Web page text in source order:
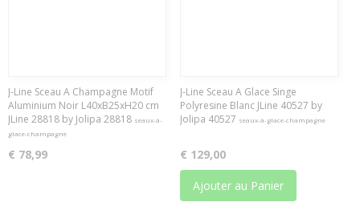
J-Line Sceau A Champagne Motif
Aluminium Noir L40xB25xH20 cm
JLine 28818 by Jolipa 28818 seaux-à-
glace-champagne
€ 78,99
J-Line Sceau A Glace Singe
Polyresine Blanc JLine 40527 by
Jolipa 40527 seaux-à-glace-champagne
€ 129,00
Ajouter au Panier